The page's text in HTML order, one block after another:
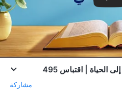
الحياة | اقتباس 495
مشاركة